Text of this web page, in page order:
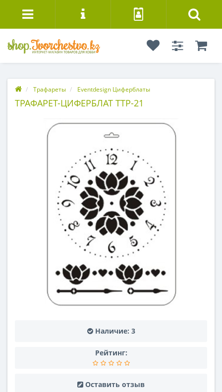
Трафареты Eventdesign Циферблаты
ТРАФАРЕТ-ЦИФЕРБЛАТ ТТР-21
Наличие: 3
Рейтинг:
Оставить отзыв